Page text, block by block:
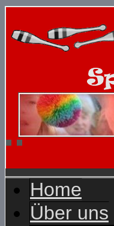
Home
Über uns